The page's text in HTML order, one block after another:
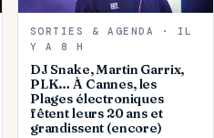
SORTIES & AGENDA · IL
Y A 8 H
DJ Snake, Martin Garrix,
PLK… À Cannes, les
Plages électroniques
fêtent leurs 20 ans et
grandissent (encore)